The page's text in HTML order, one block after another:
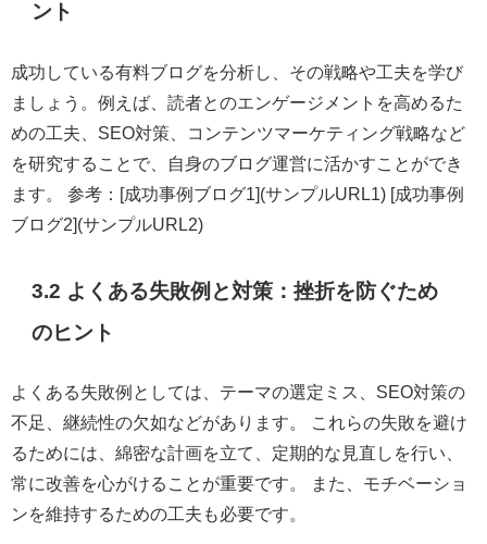
ント
成功している有料ブログを分析し、その戦略や工夫を学び
ましょう。例えば、読者とのエンゲージメントを高めるた
めの工夫、SEO対策、コンテンツマーケティング戦略など
を研究することで、自身のブログ運営に活かすことができ
ます。 参考：[成功事例ブログ1](サンプルURL1) [成功事例
ブログ2](サンプルURL2)
3.2 よくある失敗例と対策：挫折を防ぐため
のヒント
よくある失敗例としては、テーマの選定ミス、SEO対策の
不足、継続性の欠如などがあります。 これらの失敗を避け
るためには、綿密な計画を立て、定期的な見直しを行い、
常に改善を心がけることが重要です。 また、モチベーショ
ンを維持するための工夫も必要です。